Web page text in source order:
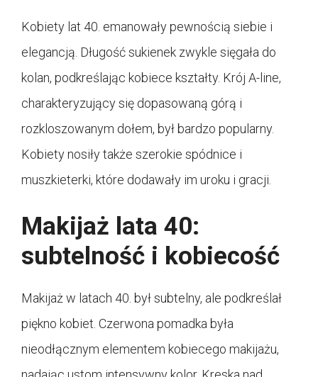
Kobiety lat 40. emanowały pewnością siebie i
elegancją. Długość sukienek zwykle sięgała do
kolan, podkreślając kobiece kształty. Krój A-line,
charakteryzujący się dopasowaną górą i
rozkloszowanym dołem, był bardzo popularny.
Kobiety nosiły także szerokie spódnice i
muszkieterki, które dodawały im uroku i gracji.
Makijaż lata 40:
subtelność i kobiecość
Makijaż w latach 40. był subtelny, ale podkreślał
piękno kobiet. Czerwona pomadka była
nieodłącznym elementem kobiecego makijażu,